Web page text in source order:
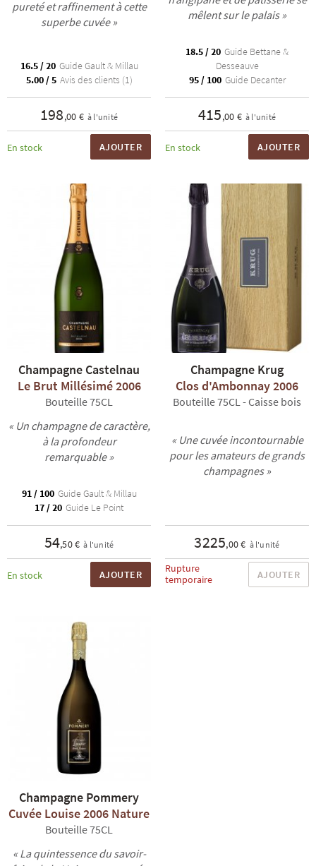
pureté et raffinement à cette
superbe cuvée »
16.5 / 20 Guide Gault & Millau
5.00 / 5 Avis des clients (1)
198,00 € à l'unité
En stock AJOUTER
mêlent sur le palais »
18.5 / 20 Guide Bettane &
Desseauve
95 / 100 Guide Decanter
415,00 € à l'unité
En stock AJOUTER
Champagne Castelnau
Le Brut Millésimé 2006
Bouteille 75CL
« Un champagne de caractère,
à la profondeur
remarquable »
91 / 100 Guide Gault & Millau
17 / 20 Guide Le Point
54,50 € à l'unité
En stock AJOUTER
Champagne Krug
Clos d'Ambonnay 2006
Bouteille 75CL - Caisse bois
« Une cuvée incontournable
pour les amateurs de grands
champagnes »
3225,00 € à l'unité
Rupture
temporaire
AJOUTER
Champagne Pommery
Cuvée Louise 2006 Nature
Bouteille 75CL
« La quintessence du savoir-